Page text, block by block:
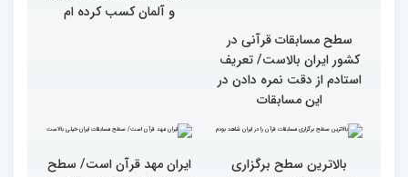
سطح مسابقات قرآنی در
کشور ایران بالاست/ تعریف
استادم از دقت نمره دادن در